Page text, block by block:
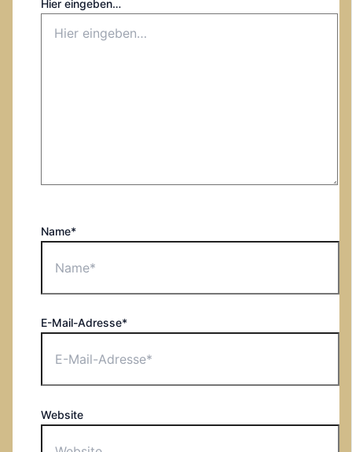
Hier eingeben…
Name*
E-Mail-Adresse*
Website